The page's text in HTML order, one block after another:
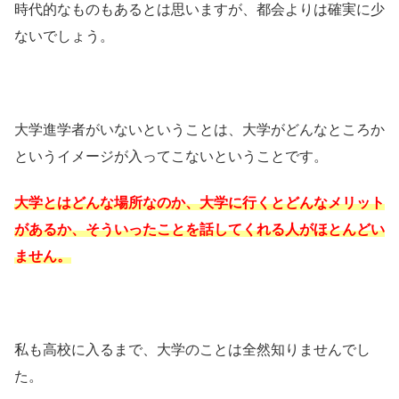
時代的なものもあるとは思いますが、都会よりは確実に少
ないでしょう。
大学進学者がいないということは、大学がどんなところか
というイメージが入ってこないということです。
大学とはどんな場所なのか、大学に行くとどんなメリット
があるか、そういったことを話してくれる人がほとんどい
ません。
私も高校に入るまで、大学のことは全然知りませんでし
た。